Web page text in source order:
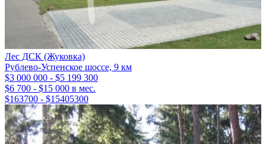
Лес ДСК (Жуковка)
Рублево-Успенское шоссе, 9 км
$3 000 000 - $5 199 300
$6 700 - $15 000 в мес.
$163700 - $15405300